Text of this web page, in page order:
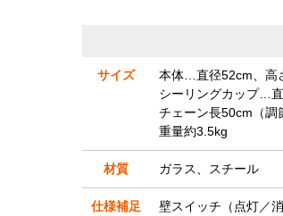
サイズ
本体…直径52cm、高
シーリングカップ…
チェーン長50cm（調
重量約3.5kg
材質 ガラス、スチール
仕様補足
壁スイッチ（点灯／消